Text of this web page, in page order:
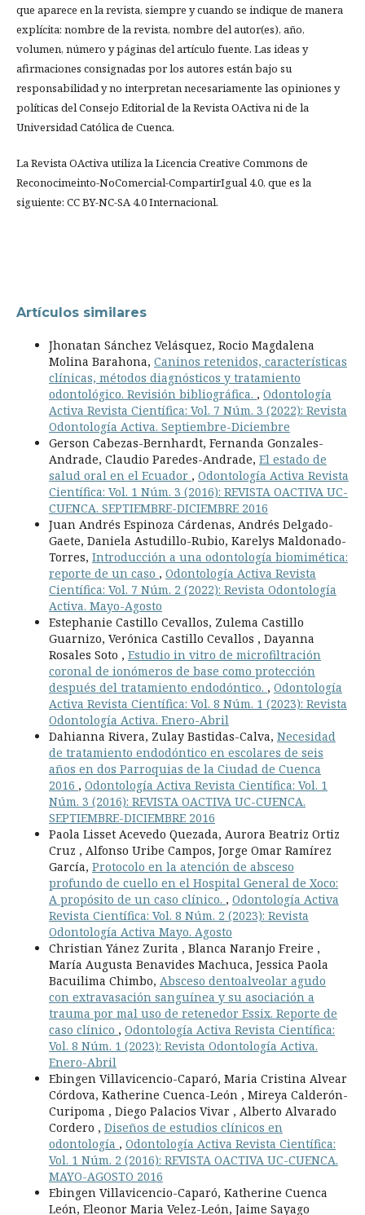
que aparece en la revista, siempre y cuando se indique de manera
explícita: nombre de la revista, nombre del autor(es), año,
volumen, número y páginas del artículo fuente. Las ideas y
afirmaciones consignadas por los autores están bajo su
responsabilidad y no interpretan necesariamente las opiniones y
políticas del Consejo Editorial de la Revista OActiva ni de la
Universidad Católica de Cuenca.
La Revista OActiva utiliza la Licencia Creative Commons de
Reconocimeinto-NoComercial-CompartirIgual 4.0, que es la
siguiente: CC BY-NC-SA 4.0 Internacional.
Artículos similares
Jhonatan Sánchez Velásquez, Rocio Magdalena
Molina Barahona, Caninos retenidos, características
clínicas, métodos diagnósticos y tratamiento
odontológico. Revisión bibliográfica. , Odontología
Activa Revista Científica: Vol. 7 Núm. 3 (2022): Revista
Odontología Activa. Septiembre-Diciembre
Gerson Cabezas-Bernhardt, Fernanda Gonzales-
Andrade, Claudio Paredes-Andrade, El estado de
salud oral en el Ecuador , Odontología Activa Revista
Científica: Vol. 1 Núm. 3 (2016): REVISTA OACTIVA UC-
CUENCA. SEPTIEMBRE-DICIEMBRE 2016
Juan Andrés Espinoza Cárdenas, Andrés Delgado-
Gaete, Daniela Astudillo-Rubio, Karelys Maldonado-
Torres, Introducción a una odontología biomimética:
reporte de un caso , Odontología Activa Revista
Científica: Vol. 7 Núm. 2 (2022): Revista Odontología
Activa. Mayo-Agosto
Estephanie Castillo Cevallos, Zulema Castillo
Guarnizo, Verónica Castillo Cevallos , Dayanna
Rosales Soto , Estudio in vitro de microfiltración
coronal de ionómeros de base como protección
después del tratamiento endodóntico. , Odontología
Activa Revista Científica: Vol. 8 Núm. 1 (2023): Revista
Odontología Activa. Enero-Abril
Dahianna Rivera, Zulay Bastidas-Calva, Necesidad
de tratamiento endodóntico en escolares de seis
años en dos Parroquias de la Ciudad de Cuenca
2016 , Odontología Activa Revista Científica: Vol. 1
Núm. 3 (2016): REVISTA OACTIVA UC-CUENCA.
SEPTIEMBRE-DICIEMBRE 2016
Paola Lisset Acevedo Quezada, Aurora Beatriz Ortiz
Cruz , Alfonso Uribe Campos, Jorge Omar Ramírez
García, Protocolo en la atención de absceso
profundo de cuello en el Hospital General de Xoco:
A propósito de un caso clínico. , Odontología Activa
Revista Científica: Vol. 8 Núm. 2 (2023): Revista
Odontología Activa Mayo. Agosto
Christian Yánez Zurita , Blanca Naranjo Freire ,
María Augusta Benavides Machuca, Jessica Paola
Bacuilima Chimbo, Absceso dentoalveolar agudo
con extravasación sanguínea y su asociación a
trauma por mal uso de retenedor Essix. Reporte de
caso clínico , Odontología Activa Revista Científica:
Vol. 8 Núm. 1 (2023): Revista Odontología Activa.
Enero-Abril
Ebingen Villavicencio-Caparó, Maria Cristina Alvear
Córdova, Katherine Cuenca-León , Mireya Calderón-
Curipoma , Diego Palacios Vivar , Alberto Alvarado
Cordero , Diseños de estudios clínicos en
odontología , Odontología Activa Revista Científica:
Vol. 1 Núm. 2 (2016): REVISTA OACTIVA UC-CUENCA.
MAYO-AGOSTO 2016
Ebingen Villavicencio-Caparó, Katherine Cuenca
León, Eleonor Maria Velez-León, Jaime Sayago